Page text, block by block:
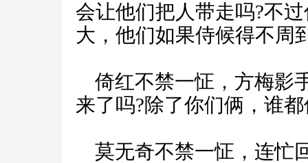
会让他们把人带走吗?不
大，他们如果侍候得不周
倚红不禁一怔，方梅影
来了吗?除了你们俩，谁
莫无奇不禁一怔，连忙